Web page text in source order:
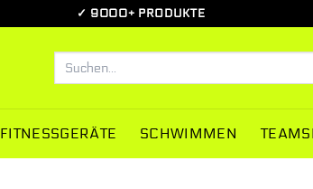
✓ 9000+ PRODUKTE
Suchen
FITNESSGERÄTE SCHWIMMEN